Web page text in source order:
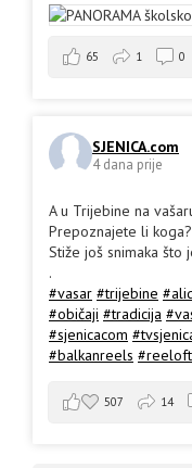
65 1 0
SJENICA.com
4 dana prije
A u Trijebine na
Prepoznajete li koga?
Stiže još snimaka što
.
#vasar #trijebine
#običaji #tradicija
#sjenicacom
#balkanreels
507 14